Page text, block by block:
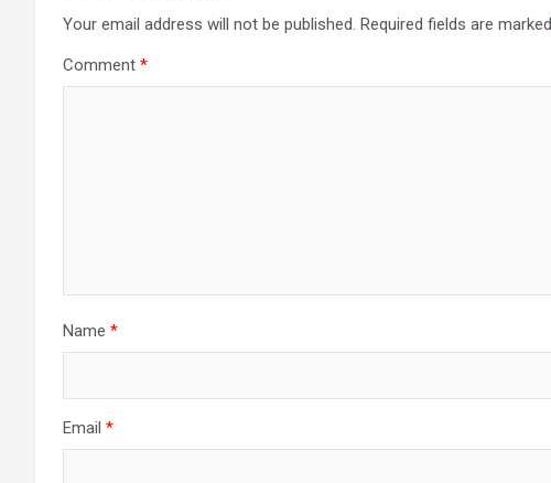
Your email address will not be published. Required fields are marked
Comment *
Name *
Email *